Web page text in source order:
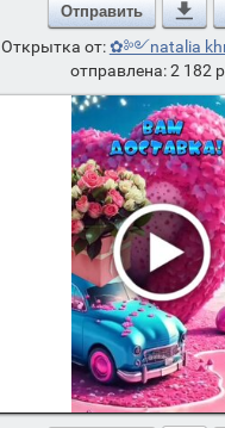
Отправить
Открытка от:✿༻natalia
отправлена: 2 182